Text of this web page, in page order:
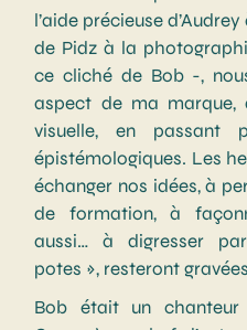
l’aide précieuse
de Pidz à la
ce cliché de Bob -,
aspect de ma marque,
visuelle, en passant
épistémologiques. Les
échanger nos idées, à
de formation, à
aussi… à digresser
potes », resteront
Bob était un chanteur